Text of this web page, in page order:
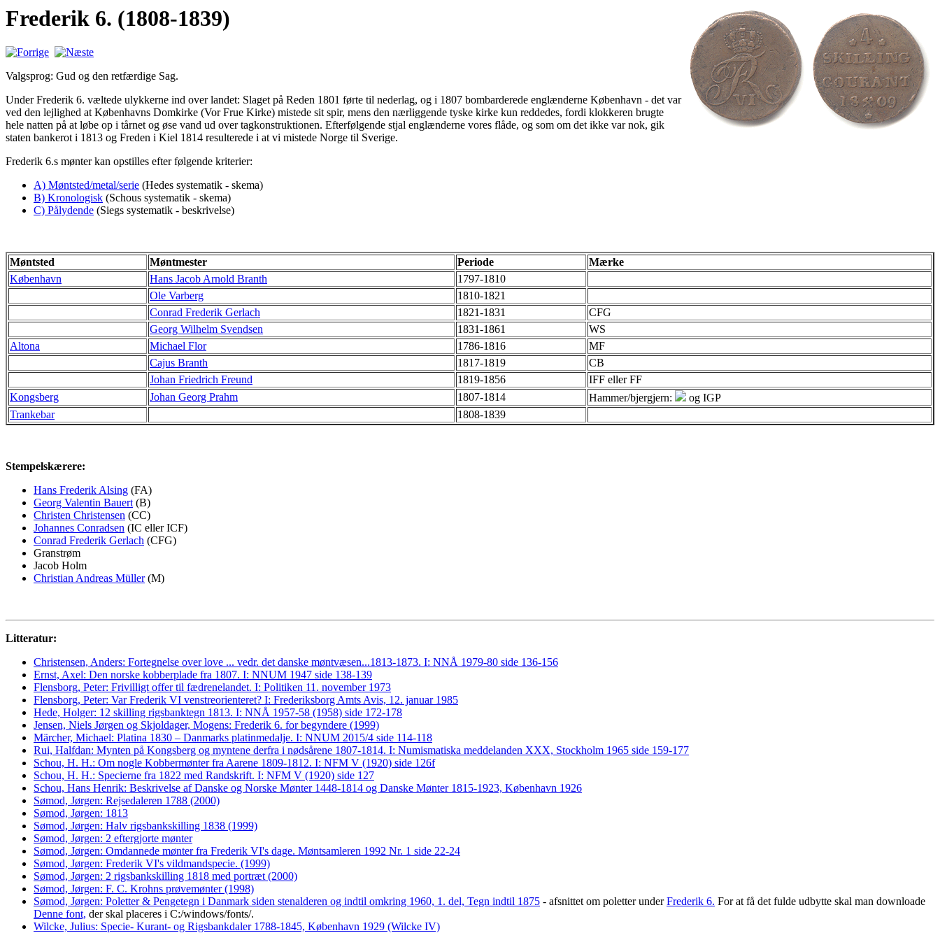
Frederik 6. (1808-1839)
Valgsprog: Gud og den retfærdige Sag.
Under Frederik 6. væltede ulykkerne ind over landet: Slaget på Reden 1801 førte til nederlag, og i 1807 bombarderede englænderne København - det var
ved den lejlighed at Københavns Domkirke (Vor Frue Kirke) mistede sit spir, mens den nærliggende tyske kirke kun reddedes, fordi klokkeren brugte
hele natten på at løbe op i tårnet og øse vand ud over tagkonstruktionen. Efterfølgende stjal englænderne vores flåde, og som om det ikke var nok, gik
staten bankerot i 1813 og Freden i Kiel 1814 resulterede i at vi mistede Norge til Sverige.
Frederik 6.s mønter kan opstilles efter følgende kriterier:
A) Møntsted/metal/serie (Hedes systematik - skema)
B) Kronologisk (Schous systematik - skema)
C) Pålydende (Siegs systematik - beskrivelse)
Møntsted Møntmester Periode
Mærke
København
Hans Jacob Arnold Branth
1797-1810
Ole Varberg
1810-1821
Conrad Frederik Gerlach
1821-1831
CFG
Georg Wilhelm Svendsen
1831-1861
WS
Altona
Michael Flor 1786-1816
MF
Cajus Branth
1817-1819
CB
Johan Friedrich Freund
1819-1856
IFF eller FF
Kongsberg
Johan Georg Prahm 1807-1814 Hammer/bjergjern:
og IGP
Trankebar
1808-1839
Stempelskærere:
Hans Frederik Alsing (FA)
Georg Valentin Bauert(B)
Christen Christensen (CC)
Johannes Conradsen (IC eller ICF)
Conrad Frederik Gerlach (CFG)
Granstrøm
Jacob Holm
Christian Andreas Müller(M)
Litteratur:
Christensen, Anders: Fortegnelse over love ... vedr. det danske møntvæsen...1813-1873. I: NNÅ 1979-80 side 136-156
Ernst, Axel: Den norske kobberplade fra 1807. I: NNUM 1947 side 138-139
Flensborg, Peter: Frivilligt offer til fædrenelandet. I: Politiken 11. november 1973
Flensborg, Peter: Var Frederik VI venstreorienteret? I: Frederiksborg Amts Avis, 12. januar 1985
Hede, Holger: 12 skilling rigsbanktegn 1813. I: NNÅ 1957-58 (1958) side 172-178
Jensen, Niels Jørgen og Skjoldager, Mogens: Frederik 6. for begyndere (1999)
Märcher, Michael: Platina 1830 – Danmarks platinmedalje. I: NNUM 2015/4 side 114-118
Rui, Halfdan: Mynten på Kongsberg og myntene derfra i nødsårene 1807-1814. I: Numismatiska meddelanden XXX, Stockholm 1965 side 159-177
Schou, H. H.: Om nogle Kobbermønter fra Aarene 1809-1812. I: NFM V (1920) side 126f
Schou, H. H.: Specierne fra 1822 med Randskrift. I: NFM V (1920) side 127
Schou, Hans Henrik: Beskrivelse af Danske og Norske Mønter 1448-1814 og Danske Mønter 1815-1923, København 1926
Sømod, Jørgen: Rejsedaleren 1788 (2000)
Sømod, Jørgen: 1813
Sømod, Jørgen: Halv rigsbankskilling 1838 (1999)
Sømod, Jørgen: 2 eftergjorte mønter
Sømod, Jørgen: Omdannede mønter fra Frederik VI's dage. Møntsamleren 1992 Nr. 1 side 22-24
Sømod, Jørgen: Frederik VI's vildmandspecie. (1999)
Sømod, Jørgen: 2 rigsbankskilling 1818 med portræt (2000)
Sømod, Jørgen: F. C. Krohns prøvemønter (1998)
Sømod, Jørgen: Poletter & Pengetegn i Danmark siden stenalderen og indtil omkring 1960, 1. del, Tegn indtil 1875 - afsnittet om poletter underFrederik 6. For at få det fulde udbytte skal man downloade
Denne font, der skal placeres i C:/windows/fonts/.
Wilcke, Julius: Specie- Kurant- og Rigsbankdaler 1788-1845, København 1929 (Wilcke IV)